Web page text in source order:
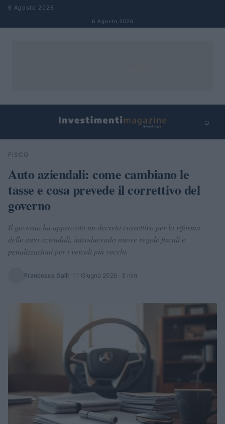
Salta al contenuto
6 Agosto 2026
6 Agosto 2026
⌕
Cerca
FISCO
Auto aziendali: come cambiano le
tasse e cosa prevede il correttivo del
governo
Il governo ha approvato un decreto correttivo per la riforma
delle auto aziendali, introducendo nuove regole fiscali e
penalizzazioni per i veicoli più vecchi.
Francesca Galli · 11 Giugno 2026 · 3 min